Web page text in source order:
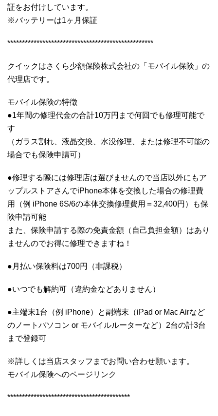
証をお付けしています。
※バッテリーは1ヶ月保証
**************************************************
クイックはさくら少額保険株式会社の「モバイル保険」の
代理店です。
モバイル保険の特徴
●1年間の修理代金の合計10万円まで何回でも修理可能で
す
（ガラス割れ、液晶交換、水没修理、または修理不可能の
場合でも保険申請可）
●修理する際には修理店は選びませんので当店以外にもア
ップルストアさんでiPhone本体を交換した場合の修理費
用（例 iPhone 6S/6の本体交換修理費用＝32,400円）も保
険申請可能
また、保険申請する際の免責金額（自己負担金額）はあり
ませんのでお得に修理できますね！
●月払い保険料は700円（非課税）
●いつでも解約可（違約金などありません）
●主端末1台（例 iPhone）と副端末（iPad or Mac Airなど
のノートパソコン or モバイルルーターなど）2台の計3台
まで登録可
※詳しくは当店スタッフまでお問い合わせ願います。
モバイル保険へのページリンク
******************************************